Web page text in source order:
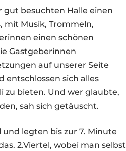
gut besuchten Halle einen
mit Musik, Trommeln,
einen schönen
Gastgeberinnen
auf unserer Seite
entschlossen sich alles
zu bieten. Und wer glaubte,
sah sich getäuscht.
legten bis zur 7. Minute
2.Viertel, wobei man selbst